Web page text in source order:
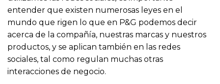
entender que existen numerosas leyes en el
mundo que rigen lo que en P&G podemos decir
acerca de la compañía, nuestras marcas y nuestros
productos, y se aplican también en las redes
sociales, tal como regulan muchas otras
interacciones de negocio.